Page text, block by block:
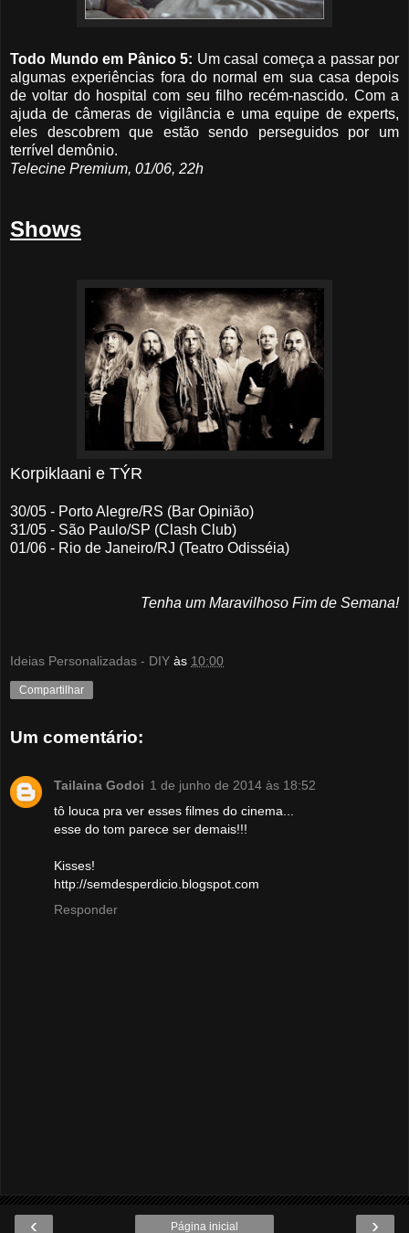
Todo Mundo em Pânico 5: Um casal começa a passar por
algumas experiências fora do normal em sua casa depois
de voltar do hospital com seu filho recém-nascido. Com a
ajuda de câmeras de vigilância e uma equipe de experts,
eles descobrem que estão sendo perseguidos por um
terrível demônio.
Telecine Premium, 01/06, 22h
Shows
Korpiklaani e TÝR
30/05 - Porto Alegre/RS (Bar Opinião)
31/05 - São Paulo/SP (Clash Club)
01/06 - Rio de Janeiro/RJ (Teatro Odisséia)
Tenha um Maravilhoso Fim de Semana!
Ideias Personalizadas - DIY às 10:00
Compartilhar
Um comentário:
Tailaina Godoi 1 de junho de 2014 às 18:52
tô louca pra ver esses filmes do cinema...
esse do tom parece ser demais!!!
Kisses!
http://semdesperdicio.blogspot.com
Responder
‹ ›
Página inicial